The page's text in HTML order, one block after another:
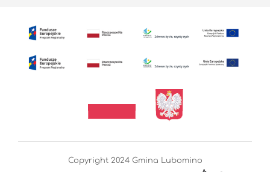
Copyright 2024 Gmina Lubomino